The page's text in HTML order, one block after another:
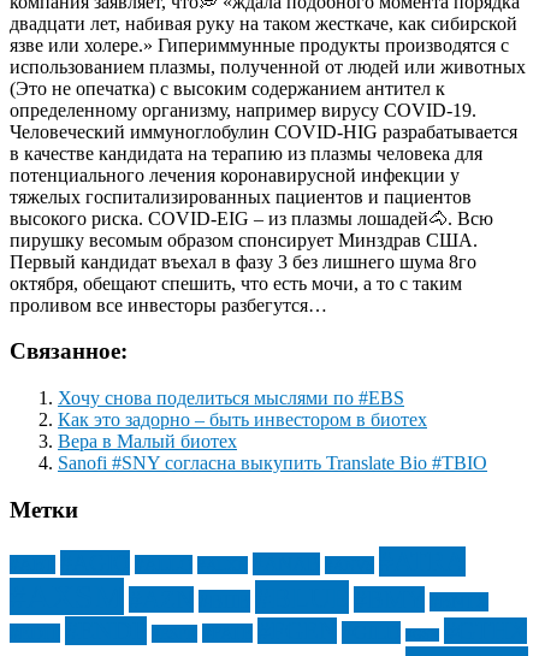
двадцати лет, набивая руку на таком жесткаче, как сибирской
язве или холере.» Гипериммунные продукты производятся с
использованием плазмы, полученной от людей или животных
(Это не опечатка) с высоким содержанием антител к
определенному организму, например вирусу COVID-19.
Человеческий иммуноглобулин COVID-HIG разрабатывается
в качестве кандидата на терапию из плазмы человека для
потенциального лечения коронавирусной инфекции у
тяжелых госпитализированных пациентов и пациентов
высокого риска. COVID-EIG – из плазмы лошадей🐴. Всю
пирушку весомым образом спонсирует Минздрав США.
Первый кандидат въехал в фазу 3 без лишнего шума 8го
октября, обещают спешить, что есть мочи, а то с таким
проливом все инвесторы разбегутся…
Связанное:
Хочу снова поделиться мыслями по #EBS
Как это задорно – быть инвестором в биотех
Вера в Малый биотех
Sanofi #SNY согласна выкупить Translate Bio #TBIO
Метки